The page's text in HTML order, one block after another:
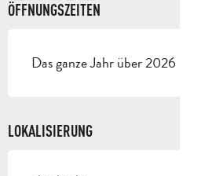
ÖFFNUNGSZEITEN
Das ganze Jahr über 2026 -
LOKALISIERUNG